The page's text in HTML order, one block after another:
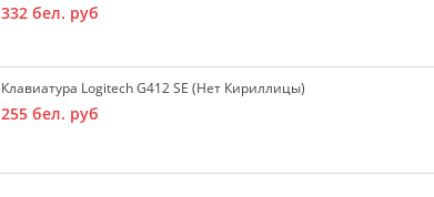
332 бел. руб
Клавиатура Logitech G412 SE (нет Кириллицы)
255 бел. руб